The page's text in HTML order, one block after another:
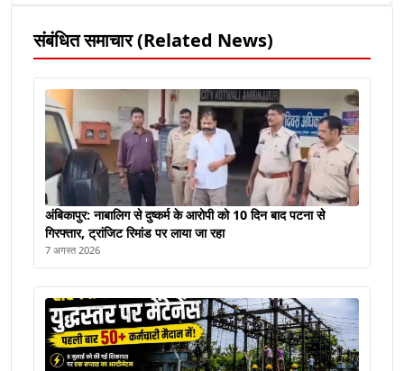
संबंधित समाचार (Related News)
अंबिकापुर: नाबालिग से दुष्कर्म के आरोपी को 10 दिन बाद पटना से
गिरफ्तार, ट्रांजिट रिमांड पर लाया जा रहा
7 अगस्त 2026